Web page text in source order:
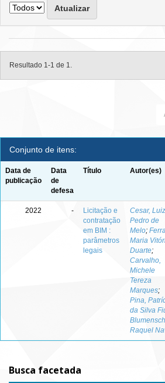
Resultado 1-1 de 1.
Conjunto de itens:
Data de
publicação
Data
de
defesa
Título Autor(es)
2022 -
Licitação e
contratação
em BIM :
parâmetros
legais
Cesar, Luiz
Pedro de
Melo;
Maria
Duarte;
Carvalho,
Michele
Tereza
Marques;
Pina,
da Silva
Raquel
Busca facetada